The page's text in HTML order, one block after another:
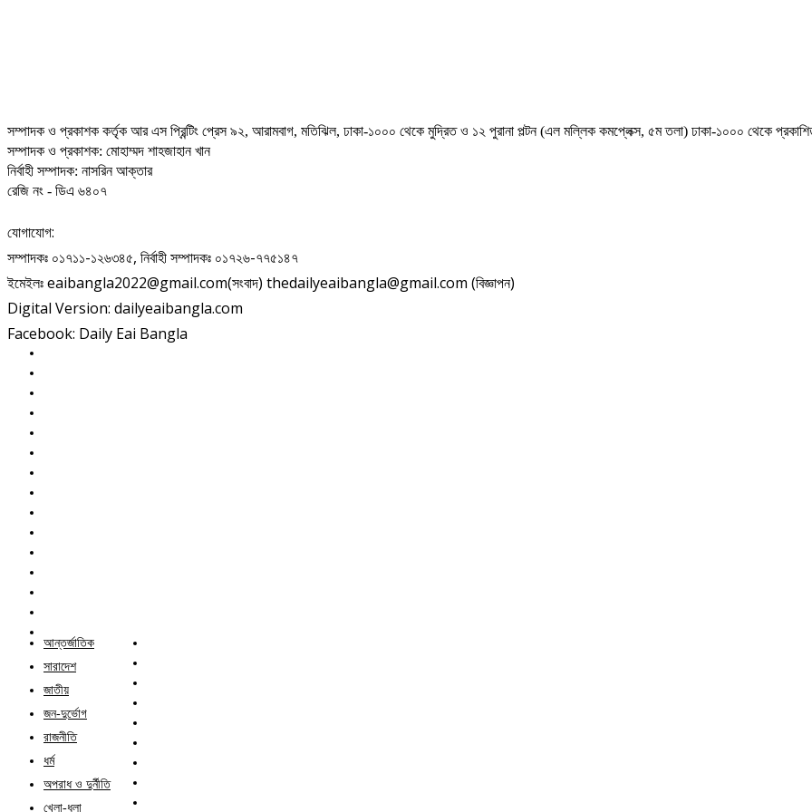
সম্পাদক ও প্রকাশক কর্তৃক আর এস প্রিন্টিং প্রেস ৯২, আরামবাগ, মতিঝিল, ঢাকা-১০০০ থেকে মুদ্রিত ও ১২ পুরানা পল্টন (এল মল্লিক কমপ্লেক্স, ৫ম তলা) ঢাকা-১০০০ থেকে
সম্পাদক ও প্রকাশক: মোহাম্মদ শাহজাহান খান
নির্বাহী সম্পাদক: নাসরিন আক্তার
রেজি নং - ডিএ ৬৪০৭
যোগাযোগ:
সম্পাদকঃ ০১৭১১-১২৬৩৪৫, নির্বাহী সম্পাদকঃ ০১৭২৬-৭৭৫১৪৭
ইমেইলঃ eaibangla2022@gmail.com(সংবাদ) thedailyeaibangla@gmail.com (বিজ্ঞাপন)
Digital Version: dailyeaibangla.com
Facebook: Daily Eai Bangla
আন্তর্জাতিক
সারাদেশ
জাতীয়
জন-দুর্ভোগ
রাজনীতি
ধর্ম
অপরাধ ও দুর্নীতি
খেলা-ধুলা